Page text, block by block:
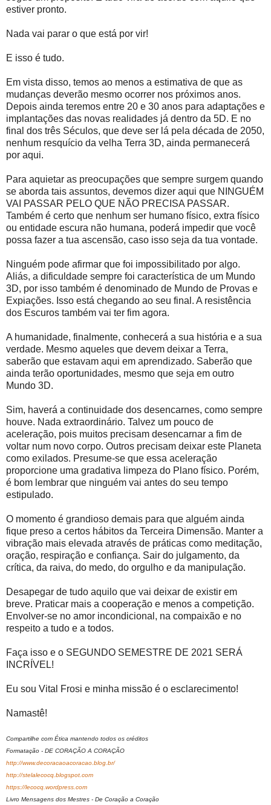
estiver pronto.
Nada vai parar o que está por vir!
E isso é tudo.
Em vista disso, temos ao menos a estimativa de que as
mudanças deverão mesmo ocorrer nos próximos anos.
Depois ainda teremos entre 20 e 30 anos para adaptações e
implantações das novas realidades já dentro da 5D. E no
final dos três Séculos, que deve ser lá pela década de 2050,
nenhum resquício da velha Terra 3D, ainda permanecerá
por aqui.
Para aquietar as preocupações que sempre surgem quando
se aborda tais assuntos, devemos dizer aqui que NINGUÉM
VAI PASSAR PELO QUE NÃO PRECISA PASSAR.
Também é certo que nenhum ser humano físico, extra físico
ou entidade escura não humana, poderá impedir que você
possa fazer a tua ascensão, caso isso seja da tua vontade.
Ninguém pode afirmar que foi impossibilitado por algo.
Aliás, a dificuldade sempre foi característica de um Mundo
3D, por isso também é denominado de Mundo de Provas e
Expiações. Isso está chegando ao seu final. A resistência
dos Escuros também vai ter fim agora.
A humanidade, finalmente, conhecerá a sua história e a sua
verdade. Mesmo aqueles que devem deixar a Terra,
saberão que estavam aqui em aprendizado. Saberão que
ainda terão oportunidades, mesmo que seja em outro
Mundo 3D.
Sim, haverá a continuidade dos desencarnes, como sempre
houve. Nada extraordinário. Talvez um pouco de
aceleração, pois muitos precisam desencarnar a fim de
voltar num novo corpo. Outros precisam deixar este Planeta
como exilados. Presume-se que essa aceleração
proporcione uma gradativa limpeza do Plano físico. Porém,
é bom lembrar que ninguém vai antes do seu tempo
estipulado.
O momento é grandioso demais para que alguém ainda
fique preso a certos hábitos da Terceira Dimensão. Manter a
vibração mais elevada através de práticas como meditação,
oração, respiração e confiança. Sair do julgamento, da
crítica, da raiva, do medo, do orgulho e da manipulação.
Desapegar de tudo aquilo que vai deixar de existir em
breve. Praticar mais a cooperação e menos a competição.
Envolver-se no amor incondicional, na compaixão e no
respeito a tudo e a todos.
Faça isso e o SEGUNDO SEMESTRE DE 2021 SERÁ
INCRÍVEL!
Eu sou Vital Frosi e minha missão é o esclarecimento!
Namastê!
Compartilhe com Ética mantendo todos os créditos
Formatação - DE CORAÇÃO A CORAÇÃO
http://www.decoracaoacoracao.blog.br/
http://stelalecocq.blogspot.com
https://lecocq.wordpress.com
Livro Mensagens dos Mestres - De Coração a Coração